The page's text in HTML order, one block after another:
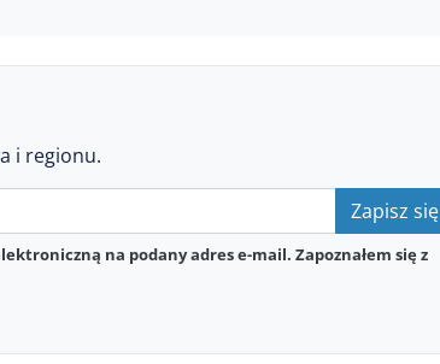
i regionu.
Zapisz się
na podany adres e-mail. Zapoznałem się z